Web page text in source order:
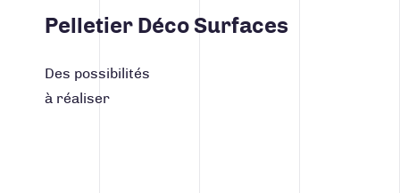
Pelletier Déco Surfaces
Des possibilités
à réaliser